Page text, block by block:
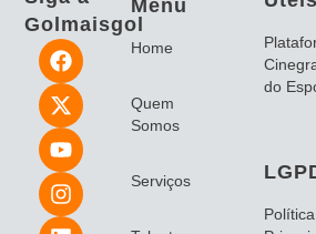
Golmaisgol
Menu
Home
Quem
Somos
Serviços
do